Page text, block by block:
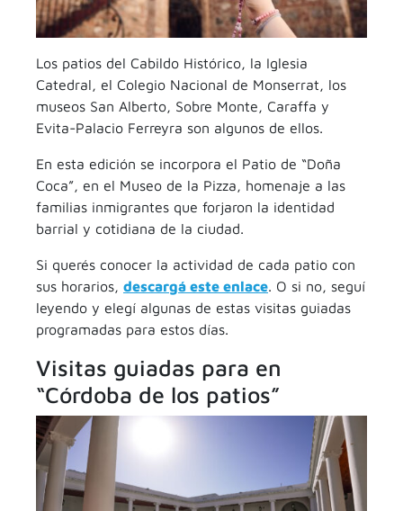
Los patios del Cabildo Histórico, la Iglesia
Catedral, el Colegio Nacional de Monserrat, los
museos San Alberto, Sobre Monte, Caraffa y
Evita-Palacio Ferreyra son algunos de ellos.
En esta edición se incorpora el Patio de “Doña
Coca”, en el Museo de la Pizza, homenaje a las
familias inmigrantes que forjaron la identidad
barrial y cotidiana de la ciudad.
Si querés conocer la actividad de cada patio con
sus horarios, descargá este enlace. O si no, seguí
leyendo y elegí algunas de estas visitas guiadas
programadas para estos días.
Visitas guiadas para en
“Córdoba de los patios”